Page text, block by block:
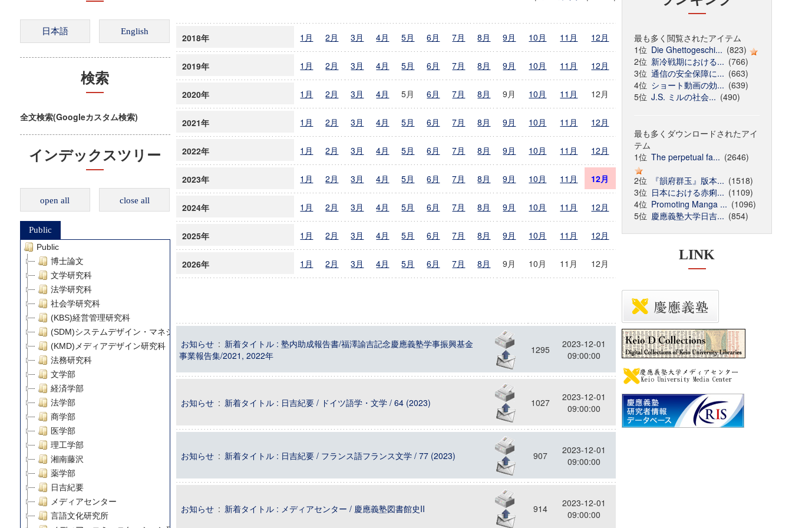
検索
全文検索(Googleカスタム検索)
インデックスツリー
open all close all
Public
Public
博士論文
文学研究科
法学研究科
社会学研究科
(KBS)経営管理研究科
(SDM)システムデザイン・マネジメント研究科
(KMD)メディアデザイン研究科
法務研究科
文学部
経済学部
法学部
商学部
医学部
理工学部
湘南藤沢
薬学部
日吉紀要
メディアセンター
言語文化研究所
2018年 1月 2月 3月 4月 5月 6月 7月 8月 9月 10月 11月 12月
2019年 1月 2月 3月 4月 5月 6月 7月 8月 9月 10月 11月 12月
2020年 1月 2月 3月 4月 5月 6月 7月 8月 9月 10月 11月 12月
2021年 1月 2月 3月 4月 5月 6月 7月 8月 9月 10月 11月 12月
2022年 1月 2月 3月 4月 5月 6月 7月 8月 9月 10月 11月 12月
2023年 1月 2月 3月 4月 5月 6月 7月 8月 9月 10月 11月 12月
2024年 1月 2月 3月 4月 5月 6月 7月 8月 9月 10月 11月 12月
2025年 1月 2月 3月 4月 5月 6月 7月 8月 9月 10月 11月 12月
2026年 1月 2月 3月 4月 5月 6月 7月 8月 9月 10月 11月 12月
お知らせ : 新着タイトル : 塾内助成報告書/福澤諭吉記念慶應義塾学事振興基金
事業報告集/2021, 2022年
1295
2023-12-01
09:00:00
お知らせ : 新着タイトル : 日吉紀要 / ドイツ語学・文学 / 64 (2023) 1027
2023-12-01
09:00:00
お知らせ : 新着タイトル : 日吉紀要 / フランス語フランス文学 / 77 (2023) 907
2023-12-01
09:00:00
お知らせ : 新着タイトル : メディアセンター / 慶應義塾図書館史II 914
2023-12-01
09:00:00
最も多く閲覧されたアイテム
1位 Die Ghettogeschi... (823)
2位 新冷戦期における... (766)
3位 通信の安全保障に... (663)
4位 ショート動画の効... (639)
5位 J.S. ミルの社会... (490)
最も多くダウンロードされたアイ
テム
1位 The perpetual fa... (2646)
2位
『韻府群玉』版本... (1518)
3位 日本における赤痢... (1109)
4位 Promoting Manga ... (1096)
5位 慶應義塾大学日吉... (854)
LINK